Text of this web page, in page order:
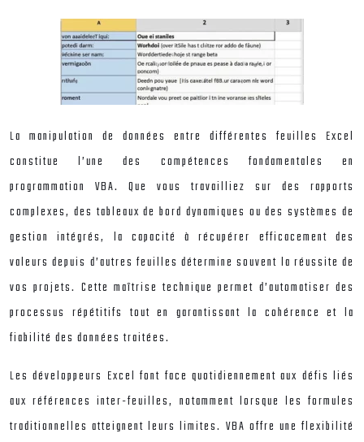
La manipulation de données entre différentes feuilles Excel
constitue l’une des compétences fondamentales en
programmation VBA. Que vous travailliez sur des rapports
complexes, des tableaux de bord dynamiques ou des systèmes de
gestion intégrés, la capacité à récupérer efficacement des
valeurs depuis d’autres feuilles détermine souvent la réussite de
vos projets. Cette maîtrise technique permet d’automatiser des
processus répétitifs tout en garantissant la cohérence et la
fiabilité des données traitées.
Les développeurs Excel font face quotidiennement aux défis liés
aux références inter-feuilles, notamment lorsque les formules
traditionnelles atteignent leurs limites. VBA offre une flexibilité